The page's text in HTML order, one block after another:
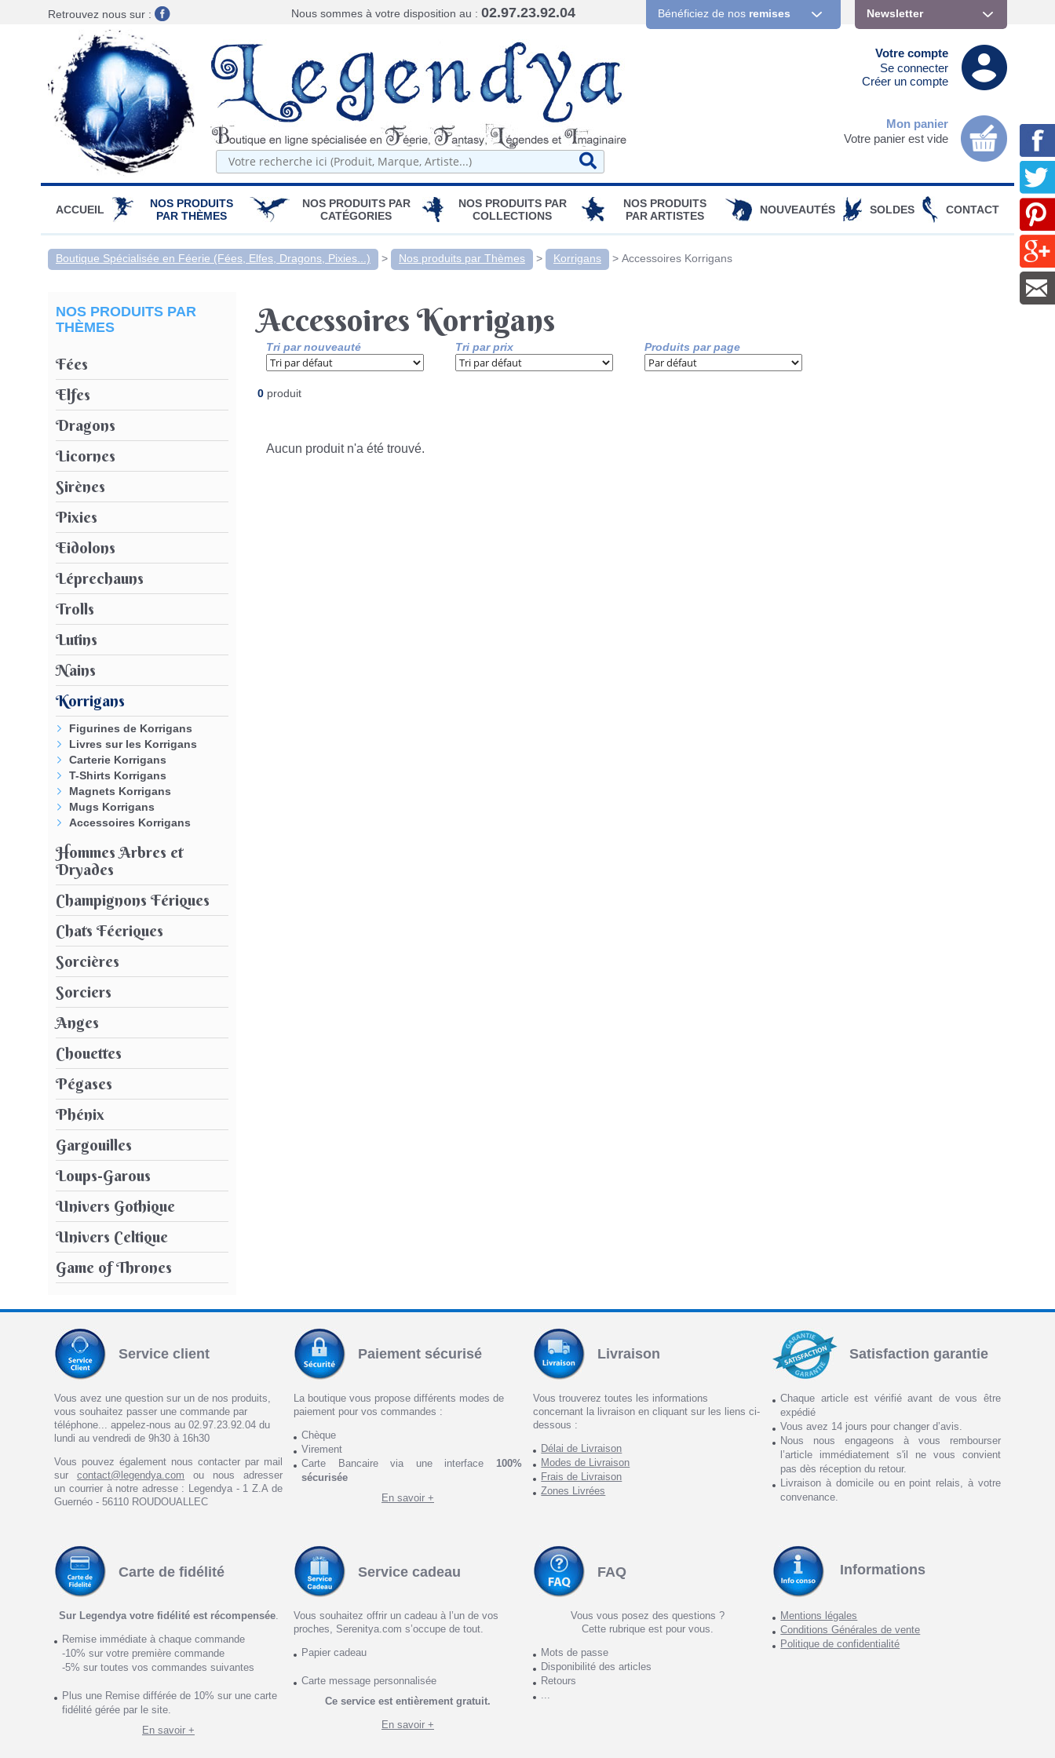
Retrouvez nous sur : Nous sommes à votre disposition au : 02.97.23.92.04 Bénéficiez de nos remises Newsletter
Votre compte
Se connecter
Créer un compte
Mon panier
Votre panier est vide
ACCUEIL
NOS PRODUITS
PAR THÈMES
NOS PRODUITS PAR
CATÉGORIES
NOS PRODUITS PAR
COLLECTIONS
NOS PRODUITS
PAR ARTISTES
NOUVEAUTÉS SOLDES CONTACT
Boutique Spécialisée en Féerie (Fées, Elfes, Dragons, Pixies...) > Nos produits par Thèmes > Korrigans > Accessoires Korrigans
NOS PRODUITS PAR
THÈMES
Fées
Elfes
Dragons
Licornes
Sirènes
Pixies
Eidolons
Léprechauns
Trolls
Lutins
Nains
Korrigans
Figurines de Korrigans
Livres sur les Korrigans
Carterie Korrigans
T-Shirts Korrigans
Magnets Korrigans
Mugs Korrigans
Accessoires Korrigans
Hommes Arbres et
Dryades
Champignons Fériques
Chats Féeriques
Sorcières
Sorciers
Anges
Chouettes
Pégases
Phénix
Gargouilles
Loups-Garous
Univers Gothique
Univers Celtique
Game of Thrones
Accessoires Korrigans
Tri par nouveauté Tri par prix Produits par page
0 produit
Aucun produit n'a été trouvé.
Service client
Vous avez une question sur un de nos produits,
vous souhaitez passer une commande par
téléphone... appelez-nous au 02.97.23.92.04 du
lundi au vendredi de 9h30 à 16h30
Vous pouvez également nous contacter par mail
surcontact@legendya.com ou nous adresser
un courrier à notre adresse : Legendya - 1 Z.A de
Guernéo - 56110 ROUDOUALLEC
Paiement sécurisé
La boutique vous propose différents modes de
paiement pour vos commandes :
Chèque
Virement
Carte Bancaire via une interface 100%
sécurisée
En savoir +
Livraison
Vous trouverez toutes les informations
concernant la livraison en cliquant sur les liens ci-
dessous :
Délai de Livraison
Modes de Livraison
Frais de Livraison
Zones Livrées
Satisfaction garantie
Chaque article est vérifié avant de vous être
expédié
Vous avez 14 jours pour changer d’avis.
Nous nous engageons à vous rembourser
l’article immédiatement s'il ne vous convient
pas dès réception du retour.
Livraison à domicile ou en point relais, à votre
convenance.
Carte de fidélité
Sur Legendya votre fidélité est récompensée.
Remise immédiate à chaque commande
-10% sur votre première commande
-5% sur toutes vos commandes suivantes
Plus une Remise différée de 10% sur une carte
fidélité gérée par le site.
En savoir +
Service cadeau
Vous souhaitez offrir un cadeau à l’un de vos
proches, Serenitya.com s’occupe de tout.
Papier cadeau
Carte message personnalisée
Ce service est entièrement gratuit.
En savoir +
FAQ
Vous vous posez des questions ?
Cette rubrique est pour vous.
Mots de passe
Disponibilité des articles
Retours
...
Informations
Mentions légales
Conditions Générales de vente
Politique de confidentialité